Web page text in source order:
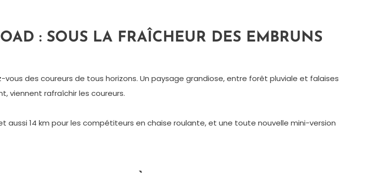
: SOUS LA FRAÎCHEUR DES EMBRUNS
vous des coureurs de tous horizons. Un paysage grandiose, entre forêt pluviale et falaises
viennent rafraîchir les coureurs.
aussi 14 km pour les compétiteurs en chaise roulante, et une toute nouvelle mini-version